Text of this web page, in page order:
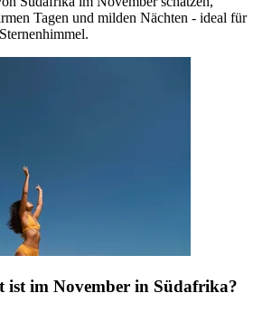
Tagen und milden Nächten - ideal für
ist im November in Südafrika?